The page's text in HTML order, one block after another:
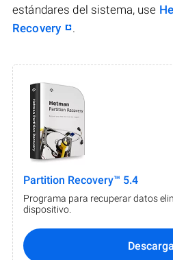
estándares del sistema, use
Recovery
.
Partition Recovery™ 5.4
Programa para recuperar datos
dispositivo.